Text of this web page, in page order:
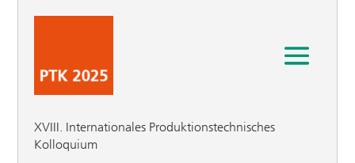
XVIII. Internationales Produktionstechnisches
Kolloquium